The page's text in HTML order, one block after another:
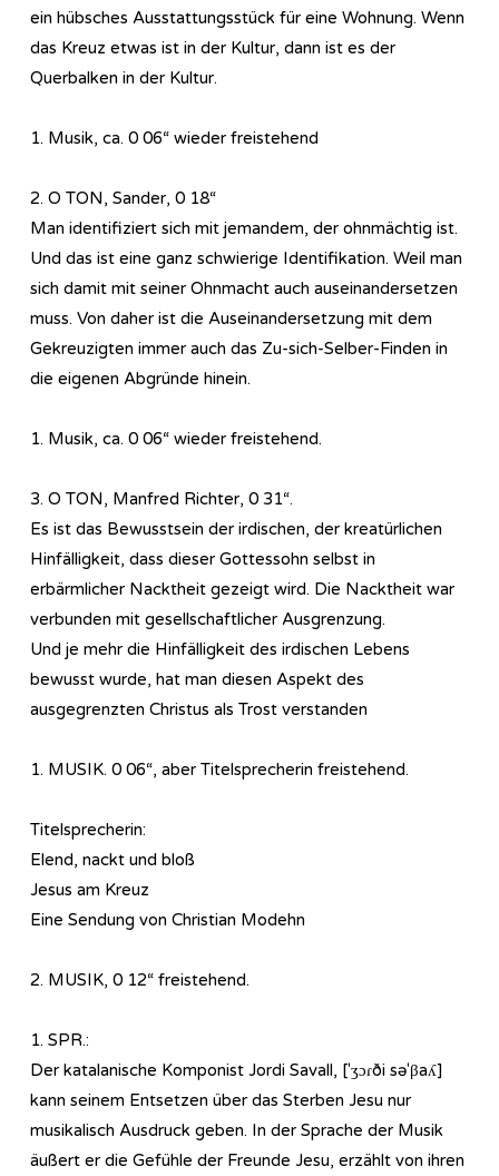
ein hübsches Ausstattungsstück für eine Wohnung. Wenn
das Kreuz etwas ist in der Kultur, dann ist es der
Querbalken in der Kultur.
1. Musik, ca. 0 06“ wieder freistehend
2. O TON, Sander, 0 18“
Man identifiziert sich mit jemandem, der ohnmächtig ist.
Und das ist eine ganz schwierige Identifikation. Weil man
sich damit mit seiner Ohnmacht auch auseinandersetzen
muss. Von daher ist die Auseinandersetzung mit dem
Gekreuzigten immer auch das Zu-sich-Selber-Finden in
die eigenen Abgründe hinein.
1. Musik, ca. 0 06“ wieder freistehend.
3. O TON, Manfred Richter, 0 31“.
Es ist das Bewusstsein der irdischen, der kreatürlichen
Hinfälligkeit, dass dieser Gottessohn selbst in
erbärmlicher Nacktheit gezeigt wird. Die Nacktheit war
verbunden mit gesellschaftlicher Ausgrenzung.
Und je mehr die Hinfälligkeit des irdischen Lebens
bewusst wurde, hat man diesen Aspekt des
ausgegrenzten Christus als Trost verstanden
1. MUSIK. 0 06“, aber Titelsprecherin freistehend.
Titelsprecherin:
Elend, nackt und bloß
Jesus am Kreuz
Eine Sendung von Christian Modehn
2. MUSIK, 0 12“ freistehend.
1. SPR.:
Der katalanische Komponist Jordi Savall, [ˈʒɔɾði səˈβaʎ]
kann seinem Entsetzen über das Sterben Jesu nur
musikalisch Ausdruck geben. In der Sprache der Musik
äußert er die Gefühle der Freunde Jesu, erzählt von ihren